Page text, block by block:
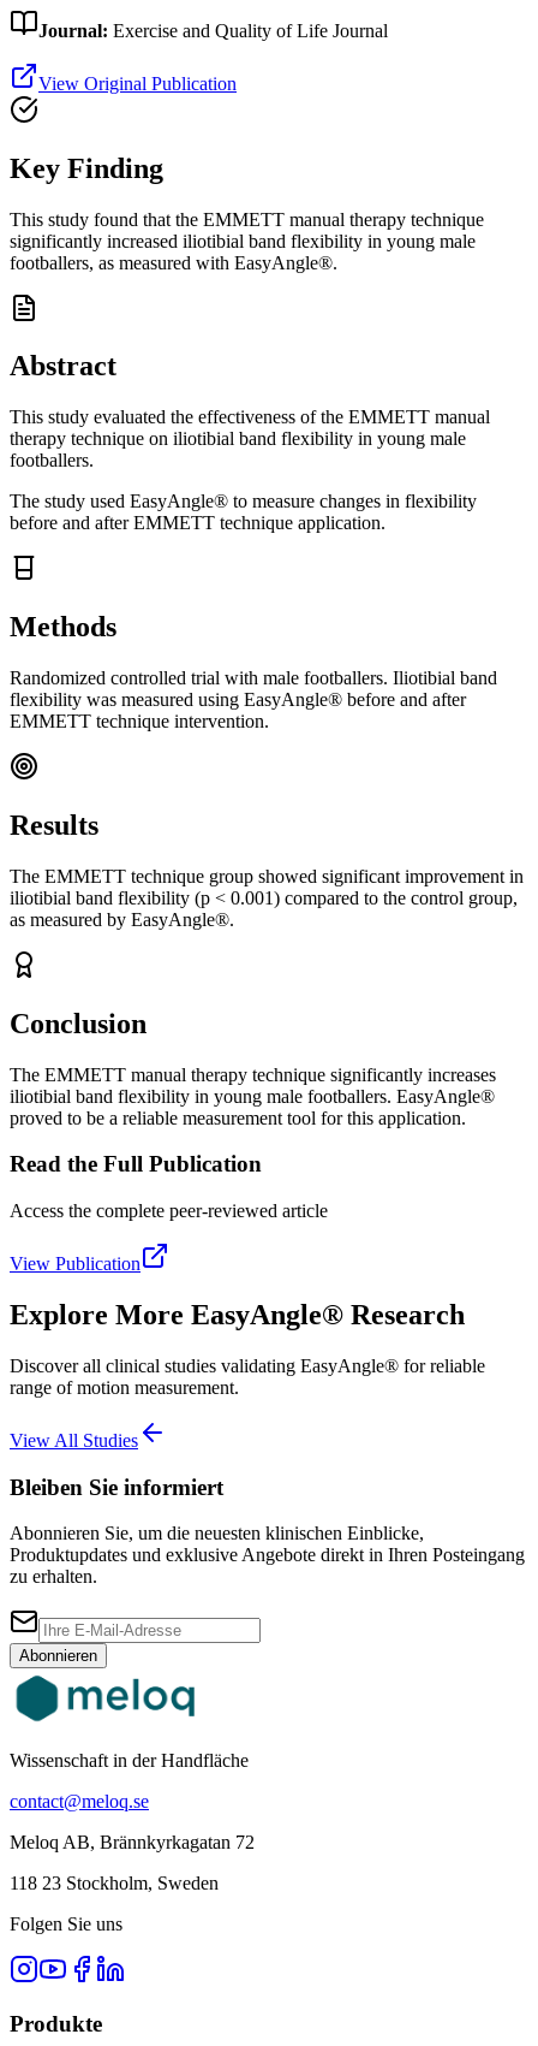
Journal: Exercise and Quality of Life Journal
View Original Publication
Key Finding
This study found that the EMMETT manual therapy technique
significantly increased iliotibial band flexibility in young male
footballers, as measured with EasyAngle®.
Abstract
This study evaluated the effectiveness of the EMMETT manual
therapy technique on iliotibial band flexibility in young male
footballers.
The study used EasyAngle® to measure changes in flexibility
before and after EMMETT technique application.
Methods
Randomized controlled trial with male footballers. Iliotibial band
flexibility was measured using EasyAngle® before and after
EMMETT technique intervention.
Results
The EMMETT technique group showed significant improvement in
iliotibial band flexibility (p < 0.001) compared to the control group,
as measured by EasyAngle®.
Conclusion
The EMMETT manual therapy technique significantly increases
iliotibial band flexibility in young male footballers. EasyAngle®
proved to be a reliable measurement tool for this application.
Read the Full Publication
Access the complete peer-reviewed article
View Publication
Explore More EasyAngle® Research
Discover all clinical studies validating EasyAngle® for reliable
range of motion measurement.
View All Studies
Bleiben Sie informiert
Abonnieren Sie, um die neuesten klinischen Einblicke,
Produktupdates und exklusive Angebote direkt in Ihren Posteingang
zu erhalten.
Abonnieren
Wissenschaft in der Handfläche
contact@meloq.se
Meloq AB, Brännkyrkagatan 72
118 23 Stockholm, Sweden
Folgen Sie uns
Produkte